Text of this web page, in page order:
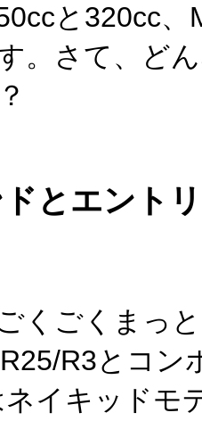
と320cc、
。さて、ど
ドとエント
くごくまっ
R3とコン
イキッドモ